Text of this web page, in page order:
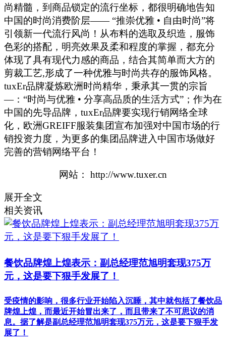
尚精髓，到商品锁定的流行坐标，都很明确地告知
中国的时尚消费阶层—— “推崇优雅 • 自由时尚”将
引领新一代流行风尚！从布料的选取及织造，服饰
色彩的搭配，明亮效果及柔和程度的掌握，都充分
体现了具有现代力感的商品，结合其简单而大方的
剪裁工艺,形成了一种优雅与时尚共存的服饰风格。
tuxEr品牌凝炼欧洲时尚精华，秉承其一贯的宗旨
—：“时尚与优雅 • 分享高品质的生活方式”；作为在
中国的先导品牌，tuxEr品牌要实现行销网络全球
化，欧洲GREIFF服装集团宣布加强对中国市场的行
销投资力度，为更多的集团品牌进入中国市场做好
完善的营销网络平台！
网站： http://www.tuxer.cn
展开全文
相关资讯
餐饮品牌煌上煌表示：副总经理范旭明套现375万
元，这是要下狠手发展了！
​受疫情的影响，很多行业开始陷入沉睡，其中就包括了餐饮品
牌煌上煌，而最近开始冒出来了，而且带来了不可思议的消
息。据了解是副总经理范旭明套现375万元，这是要下狠手发
展了！